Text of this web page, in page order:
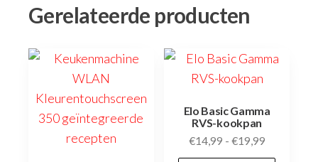
Gerelateerde producten
Elo Basic Gamma
RVS-kookpan
€14,99 - €19,99